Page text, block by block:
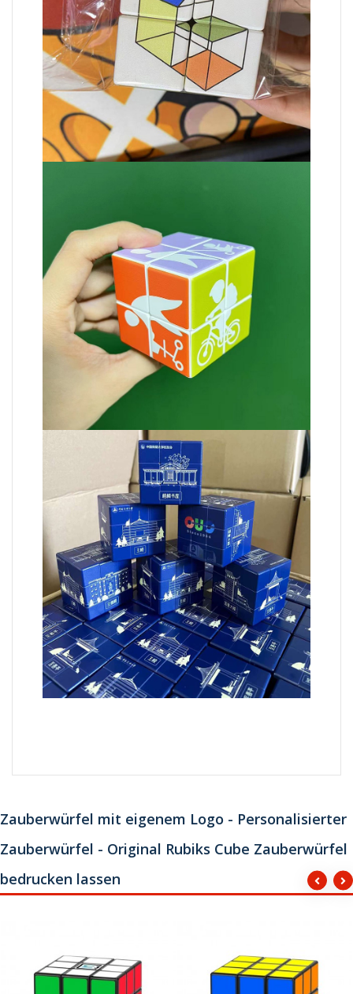
Zauberwürfel mit eigenem Logo - Personalisierter
Zauberwürfel - Original Rubiks Cube Zauberwürfel
bedrucken lassen